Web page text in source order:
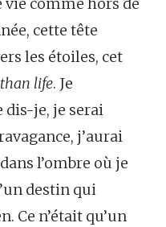
comme hors de
cette tête
les étoiles, cet
life. Je
dis-je, je serai
j’aurai
l’ombre où je
destin qui
Ce n’était qu’un